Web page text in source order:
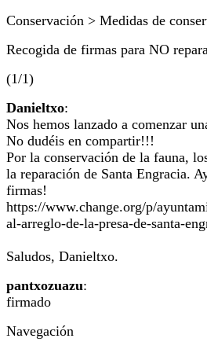
Conservación > Medidas de
Recogida de firmas para NO
(1/1)
Danieltxo:
Nos hemos lanzado a comenzar
No dudéis en compartir!!!
Por la conservación de la fauna,
la reparación de Santa Engracia.
firmas!
https://www.change.org/p/
al-arreglo-de-la-presa-de-santa-
Saludos, Danieltxo.
pantxozuazu:
firmado
Navegación